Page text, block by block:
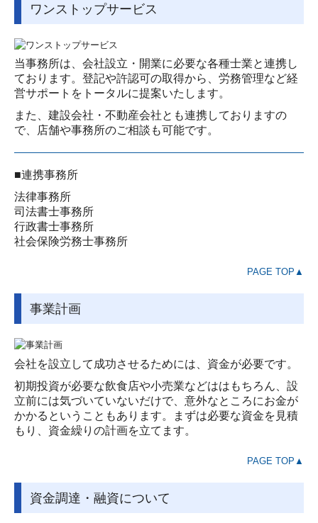
ワンストップサービス
当事務所は、会社設立・開業に必要な各種士業と連携し
ております。登記や許認可の取得から、労務管理など経
営サポートをトータルに提案いたします。
また、建設会社・不動産会社とも連携しておりますの
で、店舗や事務所のご相談も可能です。
■連携事務所
法律事務所
司法書士事務所
行政書士事務所
社会保険労務士事務所
PAGE TOP▲
事業計画
会社を設立して成功させるためには、資金が必要です。
初期投資が必要な飲食店や小売業などははもちろん、設
立前には気づいていないだけで、意外なところにお金が
かかるということもあります。まずは必要な資金を見積
もり、資金繰りの計画を立てます。
PAGE TOP▲
資金調達・融資について